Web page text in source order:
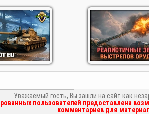
Уважаемый гость, Вы зашли на сайт как
пользователей предоставлена
комментариев для